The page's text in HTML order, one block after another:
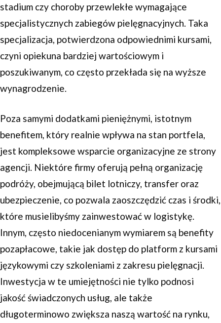
stadium czy choroby przewlekłe wymagające
specjalistycznych zabiegów pielęgnacyjnych. Taka
specjalizacja, potwierdzona odpowiednimi kursami,
czyni opiekuna bardziej wartościowym i
poszukiwanym, co często przekłada się na wyższe
wynagrodzenie.
Poza samymi dodatkami pieniężnymi, istotnym
benefitem, który realnie wpływa na stan portfela,
jest kompleksowe wsparcie organizacyjne ze strony
agencji. Niektóre firmy oferują pełną organizację
podróży, obejmującą bilet lotniczy, transfer oraz
ubezpieczenie, co pozwala zaoszczędzić czas i środki,
które musielibyśmy zainwestować w logistykę.
Innym, często niedocenianym wymiarem są benefity
pozapłacowe, takie jak dostęp do platform z kursami
językowymi czy szkoleniami z zakresu pielęgnacji.
Inwestycja w te umiejętności nie tylko podnosi
jakość świadczonych usług, ale także
długoterminowo zwiększa naszą wartość na rynku,